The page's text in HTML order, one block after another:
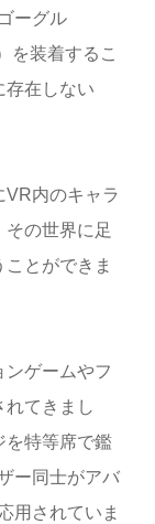
ーグル
を装着するこ
存在しない
VR内のキャラ
その世界に足
とができま
ゲームやフ
れてきまし
を特等席で鑑
ー同士がアバ
用されていま